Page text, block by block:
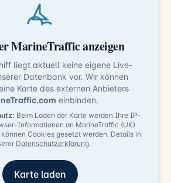
MarineTraffic anzeigen
liegt aktuell keine eigene Live-
Datenbank vor. Wir können
Karte des externen Anbieters
einbinden.
Beim Laden der Karte werden Ihre IP-
Informationen an MarineTraffic (UK)
Cookies gesetzt werden. Details in
Datenschutzerklärung.
Karte laden